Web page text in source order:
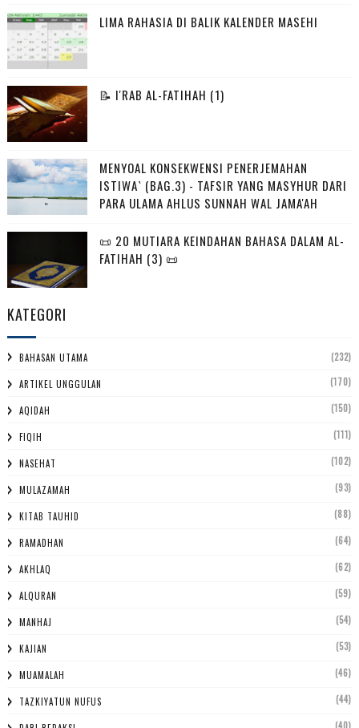
LIMA RAHASIA DI BALIK KALENDER MASEHI
📝 I'RAB AL-FATIHAH (1)
MENYOAL KONSEKWENSI PENERJEMAHAN
ISTIWA` (BAG.3) - TAFSIR YANG MASYHUR DARI
PARA ULAMA AHLUS SUNNAH WAL JAMA'AH
📜 20 MUTIARA KEINDAHAN BAHASA DALAM AL-
FATIHAH (3) 📜
KATEGORI
BAHASAN UTAMA (232)
ARTIKEL UNGGULAN (170)
AQIDAH (150)
FIQIH (111)
NASEHAT (102)
MULAZAMAH (93)
KITAB TAUHID (88)
RAMADHAN (64)
AKHLAQ (62)
ALQURAN (59)
MANHAJ (54)
KAJIAN (53)
MUAMALAH (46)
TAZKIYATUN NUFUS (44)